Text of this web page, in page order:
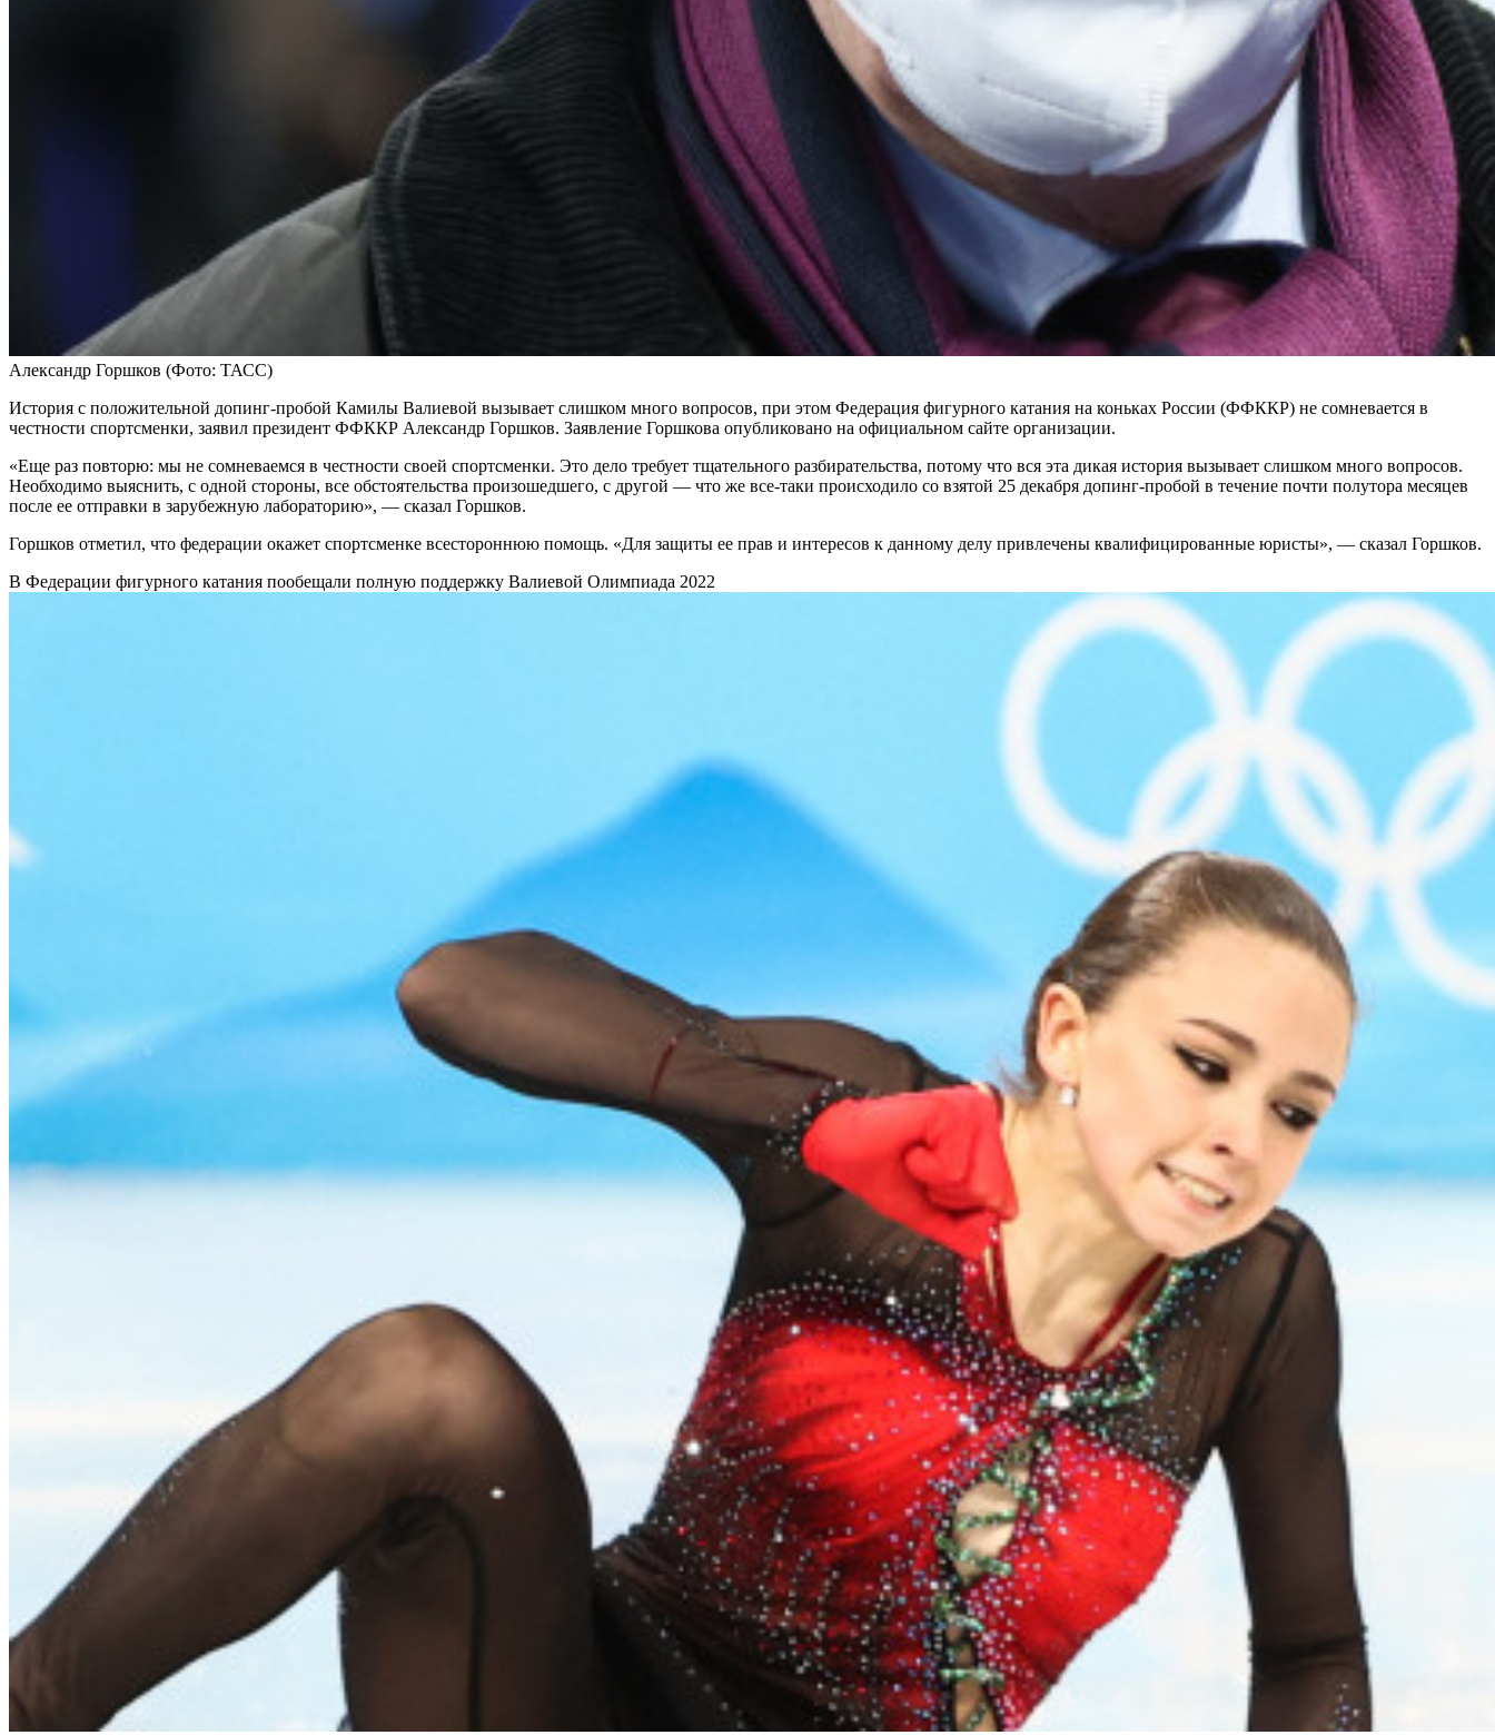
Александр Горшков (Фото: ТАСС)
История с положительной допинг-пробой Камилы Валиевой вызывает слишком много вопросов, при этом Федерация фигурного катания на коньках России (ФФККР) не сомневается в
честности спортсменки, заявил президент ФФККР Александр Горшков. Заявление Горшкова опубликовано на официальном сайте организации.
«Еще раз повторю: мы не сомневаемся в честности своей спортсменки. Это дело требует тщательного разбирательства, потому что вся эта дикая история вызывает слишком много вопросов.
Необходимо выяснить, с одной стороны, все обстоятельства произошедшего, с другой — что же все-таки происходило со взятой 25 декабря допинг-пробой в течение почти полутора месяцев
после ее отправки в зарубежную лабораторию», — сказал Горшков.
Горшков отметил, что федерации окажет спортсменке всестороннюю помощь. «Для защиты ее прав и интересов к данному делу привлечены квалифицированные юристы», — сказал Горшков.
В Федерации фигурного катания пообещали полную поддержку Валиевой Олимпиада 2022